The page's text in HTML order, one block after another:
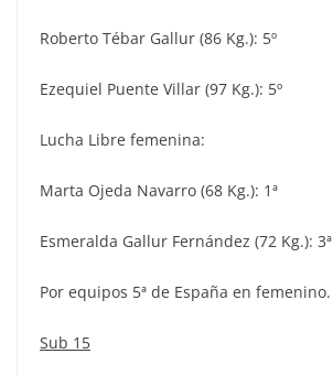
Roberto Tébar Gallur (86 Kg.): 5º
Ezequiel Puente Villar (97 Kg.): 5º
Lucha Libre femenina:
Marta Ojeda Navarro (68 Kg.): 1ª
Esmeralda Gallur Fernández (72 Kg.): 3ª
Por equipos 5ª de España en femenino.
Sub 15